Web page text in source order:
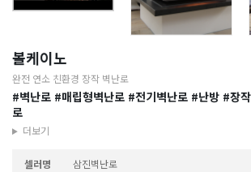
볼케이노
완전 연소 친환경 장작 벽난로
#벽난로 #매립형벽난로 #전기벽난로 #난방 #장작
로
더보기
셀러명
삼진벽난로